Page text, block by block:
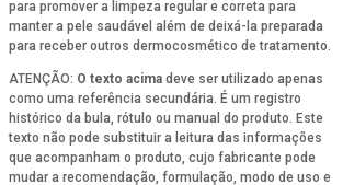
para promover a limpeza regular e correta para
manter a pele saudável além de deixá-la preparada
para receber outros dermocosmético de tratamento.
ATENÇÃO: O texto acima deve ser utilizado apenas
como uma referência secundária. É um registro
histórico da bula, rótulo ou manual do produto. Este
texto não pode substituir a leitura das informações
que acompanham o produto, cujo fabricante pode
mudar a recomendação, formulação, modo de uso e